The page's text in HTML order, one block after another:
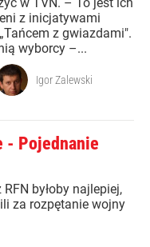
z inicjatywami
z gwiazdami".
wyborcy –...
Igor Zalewski
- Pojednanie
byłoby najlepiej,
za rozpętanie wojny